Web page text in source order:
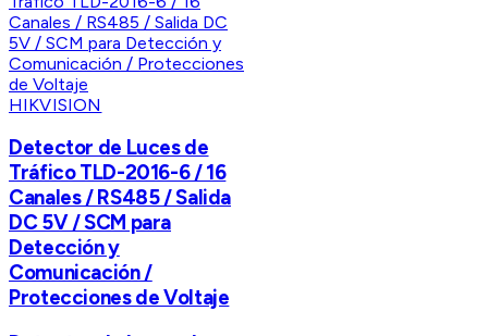
HIKVISION
Detector de Luces de
Tráfico TLD-2016-6 / 16
Canales / RS485 / Salida
DC 5V / SCM para
Detección y
Comunicación /
Protecciones de Voltaje